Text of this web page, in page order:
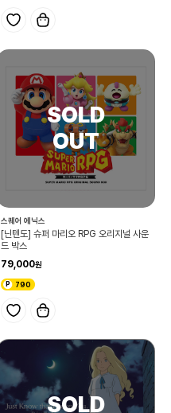
스퀘어 에닉스
[닌텐도] 슈퍼 마리오 RPG 오리지널 사운
드 박스
79,000
790